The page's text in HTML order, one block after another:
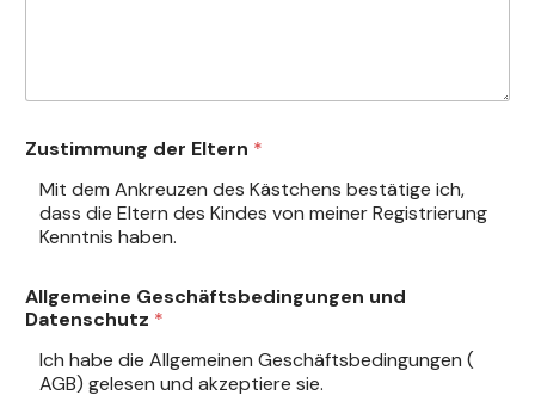
Zustimmung der Eltern *
Mit dem Ankreuzen des Kästchens bestätige ich,
dass die Eltern des Kindes von meiner Registrierung
Kenntnis haben.
Allgemeine Geschäftsbedingungen und
Datenschutz *
Ich habe die Allgemeinen Geschäftsbedingungen (
AGB) gelesen und akzeptiere sie.